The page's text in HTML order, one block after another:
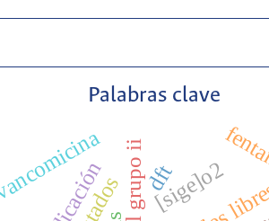
Palabras clave
[sige]o2
dft
vancomicina